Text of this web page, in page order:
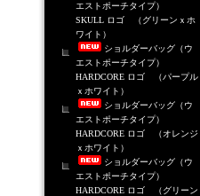
エストポーチタイプ）
SKULL ロゴ （グリーンｘホ
ワイト）
ショルダーバッグ（ウ
エストポーチタイプ）
HARDCORE ロゴ （パープル
ｘホワイト）
ショルダーバッグ（ウ
エストポーチタイプ）
HARDCORE ロゴ （オレンジ
ｘホワイト）
ショルダーバッグ（ウ
エストポーチタイプ）
HARDCORE ロゴ （グリーン